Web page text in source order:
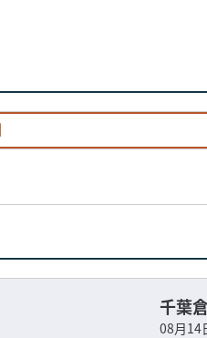
千葉
08月14